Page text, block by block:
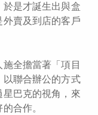
是才誕生出與盒
賣及到店的客戶
全擔當著「項目
聯合辦公的方式
巴克的視角，來
合作。